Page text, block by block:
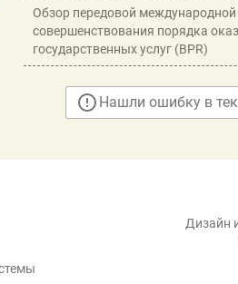
Обзор передовой международной
совершенствования порядка
государственных услуг (BPR)
Нашли ошибку в
Дизайн